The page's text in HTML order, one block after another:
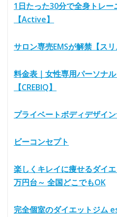
1日たった30分で全身トレー
【Active】
サロン専売EMSが解禁【スリ
料金表｜女性専用パーソナ
【CREBIQ】
プライベートボディデザイン
ビーコンセプト
楽しくキレイに痩せるダイ
万円台～ 全国どこでもOK
完全個室のダイエットジム